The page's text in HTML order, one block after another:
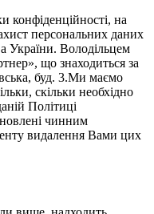
конфіденційності, на
персональних даних
України. Володільцем
що знаходиться за
буд. 3.Ми маємо
скільки необхідно
Політиці
чинним
видалення Вами цих